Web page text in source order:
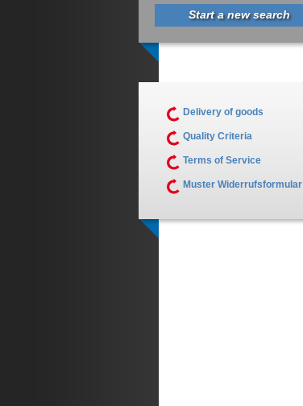
Start a new search
Delivery of goods
Quality Criteria
Terms of Service
Muster Widerrufsformular